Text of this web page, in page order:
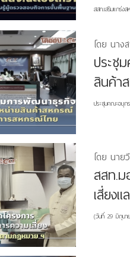
สสท.เสริมแกร่
โดย นา
ประชุ
สินค้า
ประชุมคณะอนุ
โดย นา
สสท.
เสี่ยง
(วันที่ 29 มิถุนา